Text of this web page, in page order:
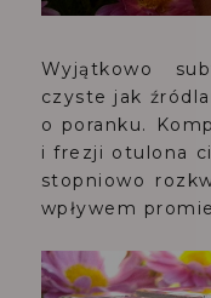
Wyjątkowo
czyste jak
o poranku.
i frezji otulona
stopniowo
wpływem